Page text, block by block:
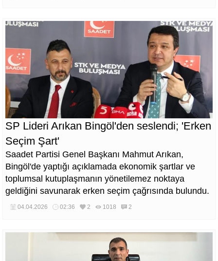
SP Lideri Arıkan Bingöl'den seslendi; 'Erken
Seçim Şart'
Saadet Partisi Genel Başkanı Mahmut Arıkan,
Bingöl'de yaptığı açıklamada ekonomik şartlar ve
toplumsal kutuplaşmanın yönetilemez noktaya
geldiğini savunarak erken seçim çağrısında bulundu.
04.04.2026 02:36 2 1018 2